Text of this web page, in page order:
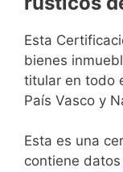
Esta
bienes
titular en todo
País Vasco y
Esta es una
contiene